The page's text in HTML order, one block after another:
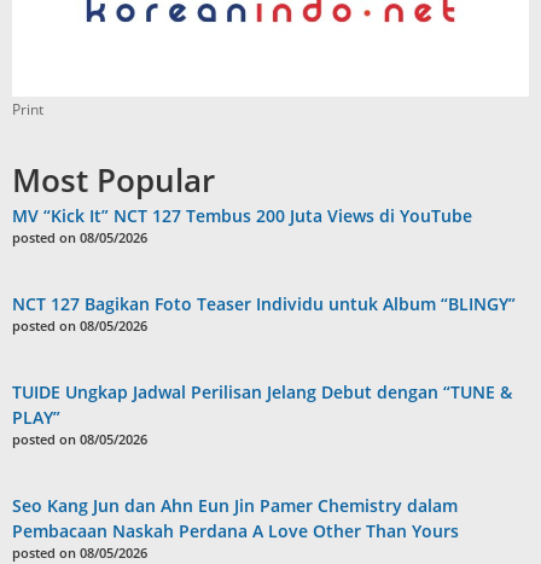
Print
Most Popular
MV “Kick It” NCT 127 Tembus 200 Juta Views di YouTube
posted on 08/05/2026
NCT 127 Bagikan Foto Teaser Individu untuk Album “BLINGY”
posted on 08/05/2026
TUIDE Ungkap Jadwal Perilisan Jelang Debut dengan “TUNE &
PLAY”
posted on 08/05/2026
Seo Kang Jun dan Ahn Eun Jin Pamer Chemistry dalam
Pembacaan Naskah Perdana A Love Other Than Yours
posted on 08/05/2026